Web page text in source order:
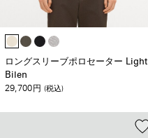
ロングスリーブポロセーター Light
Bilen
29,700 円 (税込)